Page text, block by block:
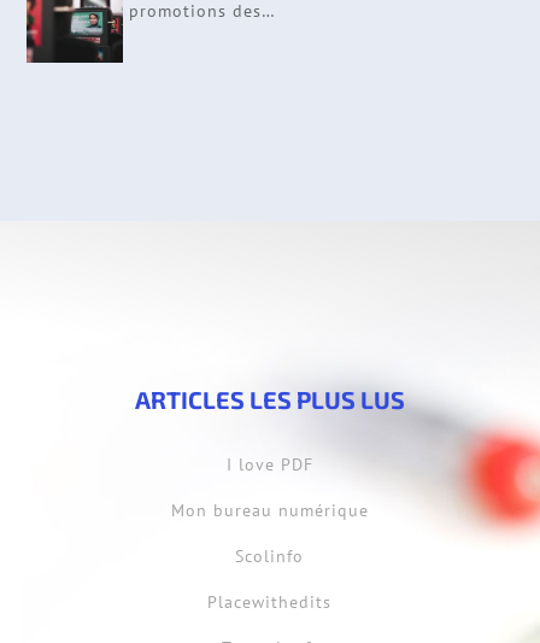
promotions des…
ARTICLES LES PLUS LUS
I love PDF
Mon bureau numérique
Scolinfo
Placewithedits